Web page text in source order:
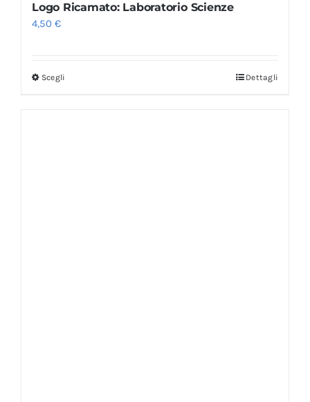
Logo Ricamato: Laboratorio Scienze
4,50€
Scegli Dettagli